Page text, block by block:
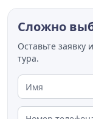
Сложно
Оставьте заявку
тура.